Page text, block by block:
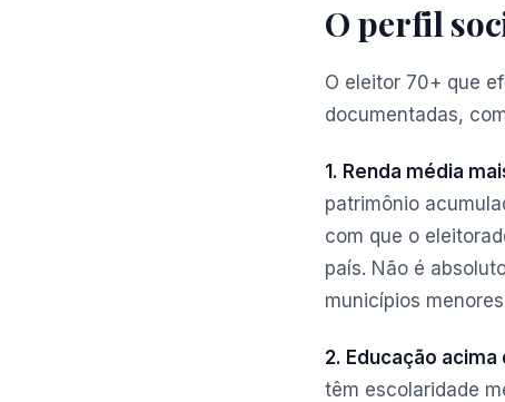
O perfil
O eleitor 70+ que
documentadas,
1. Renda média
patrimônio
com que o
país. Não é
municípios
2. Educação
têm escolaridade